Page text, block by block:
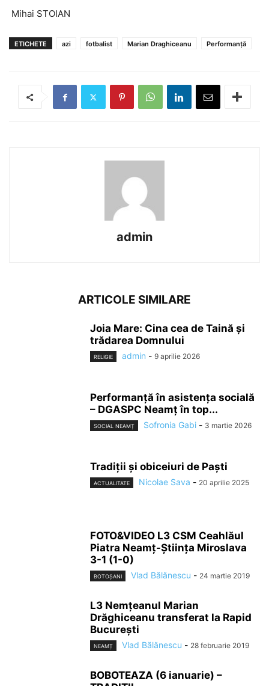
Mihai STOIAN
ETICHETE azi fotbalist Marian Draghiceanu Performanţă
admin
ARTICOLE SIMILARE
Joia Mare: Cina cea de Taină şi
trădarea Domnului
RELIGIE admin - 9 aprilie 2026
Performanță în asistența socială
– DGASPC Neamț în top...
SOCIAL NEAMȚ Sofronia Gabi - 3 martie 2026
Tradiţii şi obiceiuri de Paşti
ACTUALITATE Nicolae Sava - 20 aprilie 2025
FOTO&VIDEO L3 CSM Ceahlăul
Piatra Neamţ-Ştiinţa Miroslava
3-1 (1-0)
BOTOȘANI Vlad Bălănescu - 24 martie 2019
L3 Nemţeanul Marian
Drăghiceanu transferat la Rapid
Bucureşti
NEAMȚ Vlad Bălănescu - 28 februarie 2019
BOBOTEAZA (6 ianuarie) –